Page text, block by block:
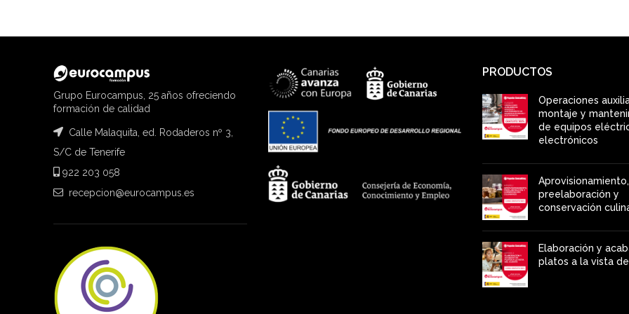
Grupo Eurocampus, 25 años ofreciendo
formación de calidad
Calle Malaquita, ed. Rodaderos nº 3,
S/C de Tenerife
922 203 058
recepcion@eurocampus.es
PRODUCTOS
Operaciones
montaje y
de equipos
electrónicos
Aprovisionamiento,
preelaboración y
conservación
Elaboración y
platos a la vista